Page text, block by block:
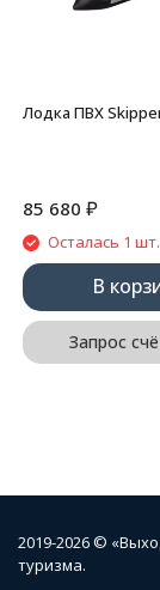
Лодка ПВХ
85 680 ₽
Осталась 1 шт.
В
Запрос
2019-2026 ©
туризма.